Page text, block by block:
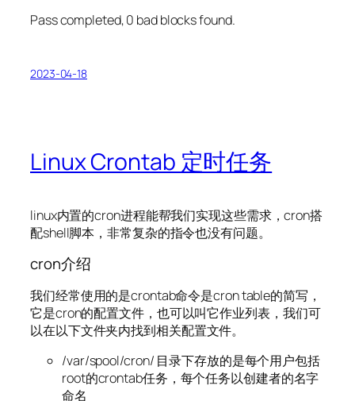
Pass completed, 0 bad blocks found.
2023-04-18
Linux Crontab 定时任务
linux内置的cron进程能帮我们实现这些需求，cron搭
配shell脚本，非常复杂的指令也没有问题。
cron介绍
我们经常使用的是crontab命令是cron table的简写，
它是cron的配置文件，也可以叫它作业列表，我们可
以在以下文件夹内找到相关配置文件。
/var/spool/cron/ 目录下存放的是每个用户包括
root的crontab任务，每个任务以创建者的名字
命名